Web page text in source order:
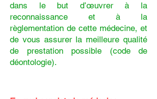
dans le but d’œuvrer à la
reconnaissance et à la
règlementation de cette médecine, et
de vous assurer la meilleure qualité
de prestation possible (code de
déontologie).